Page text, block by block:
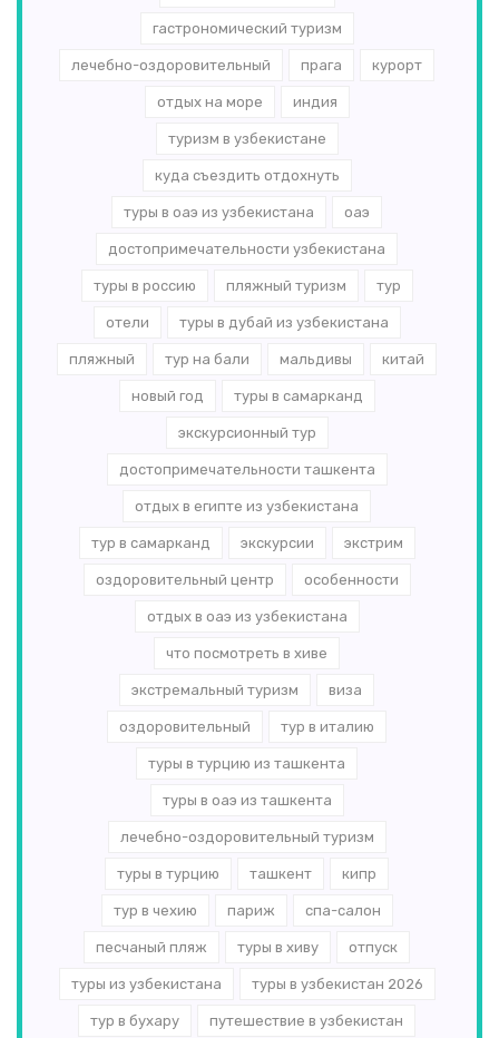
гастрономический туризм
лечебно-оздоровительный прага курорт
отдых на море индия
туризм в узбекистане
куда съездить отдохнуть
туры в оаэ из узбекистана оаэ
достопримечательности узбекистана
туры в россию пляжный туризм тур
отели туры в дубай из узбекистана
пляжный тур на бали мальдивы китай
новый год туры в самарканд
экскурсионный тур
достопримечательности ташкента
отдых в египте из узбекистана
тур в самарканд экскурсии экстрим
оздоровительный центр особенности
отдых в оаэ из узбекистана
что посмотреть в хиве
экстремальный туризм виза
оздоровительный тур в италию
туры в турцию из ташкента
туры в оаэ из ташкента
лечебно-оздоровительный туризм
туры в турцию ташкент кипр
тур в чехию париж спа-салон
песчаный пляж туры в хиву отпуск
туры из узбекистана туры в узбекистан 2026
тур в бухару путешествие в узбекистан